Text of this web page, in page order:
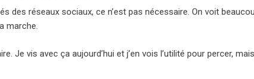
des réseaux sociaux, ce n’est pas nécessaire. On voit
marche.
Je vis avec ça aujourd’hui et j’en vois l’utilité pour percer,